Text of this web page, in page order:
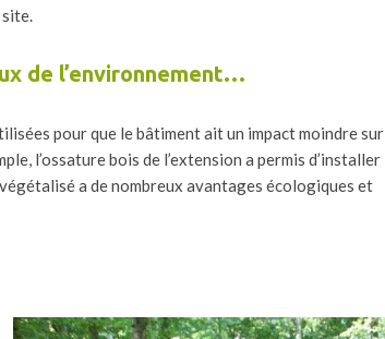
de l’environnement…
pour que le bâtiment ait un impact moindre sur
l’ossature bois de l’extension a permis d’installer
a de nombreux avantages écologiques et